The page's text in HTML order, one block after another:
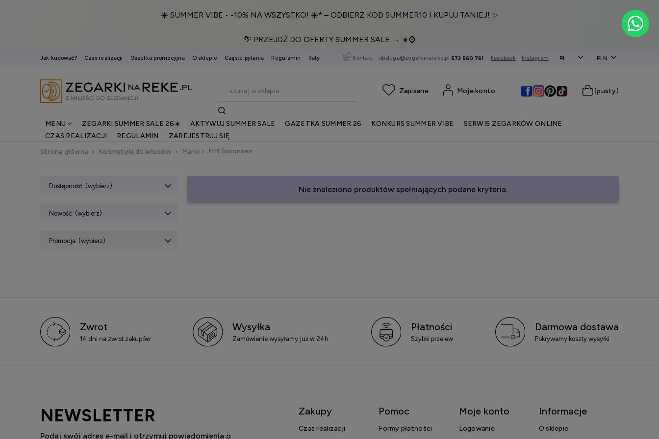
☀️ SUMMER VIBE • -10% NA WSZYSTKO! ☀️* – ODBIERZ KOD SUMMER10 I KUPUJ TANIEJ! ✨
🌴 PRZEJDŹ DO OFERTY SUMMER SALE → ☀️⌚️
Jak kupować? Czas realizacji Gazetka promocyjna O sklepie Częste pytania Regulamin Raty Kontakt obsluga@zegarkinareke.pl 573 560 761 Facebook Instagram PL
(pusty)
Moje konto
MENU ZEGARKI SUMMER SALE 26☀️ AKTYWUJ SUMMER SALE GAZETKA SUMMER 26 KONKURS SUMMER VIBE
SERWIS ZEGARKÓW ONLINE
CZAS REALIZACJI
REGULAMIN
ZAREJESTRUJ SIĘ
Strona główna
Kosmetyki do włosów Marki HH Simonsen
Dostępność: (wybierz)
Nowość: (wybierz)
Promocja: (wybierz)
Nie znaleziono produktów spełniających podane kryteria.
Zwrot
14 dni na zwrot zakupów
Wysyłka
Zamówienie wysyłamy już w 24h
Płatności
Szybki przelew
Darmowa dostawa
Pokrywamy koszty wysyłki
NEWSLETTER
Podaj swój adres e-mail i otrzymuj powiadomienia o
Zakupy
Czas realizacji
Pomoc
Formy płatności
Moje konto
Logowanie
Informacje
O sklepie